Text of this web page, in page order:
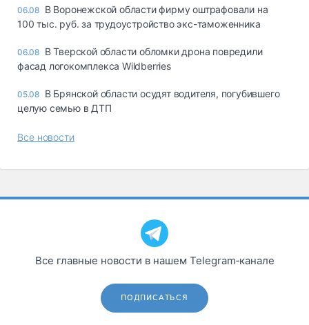
06.08 В Воронежской области фирму оштрафовали на
100 тыс. руб. за трудоустройство экс-таможенника
06.08 В Тверской области обломки дрона повредили
фасад логокомплекса Wildberries
05.08 В Брянской области осудят водителя, погубившего
целую семью в ДТП
Все новости
Все главные новости в нашем Telegram‑канале
ПОДПИСАТЬСЯ